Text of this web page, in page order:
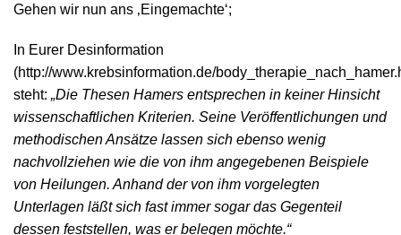
Gehen wir nun ans ‚Eingemachte‘;
In Eurer Desinformation
(http://www.krebsinformation.de/
steht: „Die Thesen Hamers entsprechen in keiner Hinsicht
wissenschaftlichen Kriterien. Seine Veröffentlichungen und
methodischen Ansätze lassen sich ebenso wenig
nachvollziehen wie die von ihm angegebenen Beispiele
von Heilungen. Anhand der von ihm vorgelegten
Unterlagen läßt sich fast immer sogar das Gegenteil
dessen feststellen, was er belegen möchte.“